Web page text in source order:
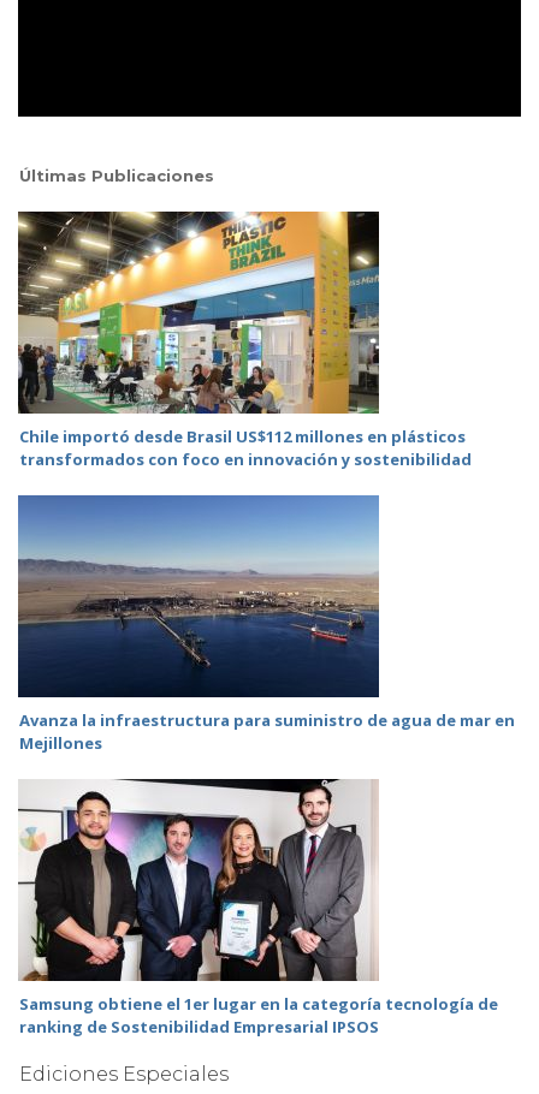
Últimas Publicaciones
Chile importó desde Brasil US$112 millones en plásticos
transformados con foco en innovación y sostenibilidad
Avanza la infraestructura para suministro de agua de mar en
Mejillones
Samsung obtiene el 1er lugar en la categoría tecnología de
ranking de Sostenibilidad Empresarial IPSOS
Ediciones Especiales